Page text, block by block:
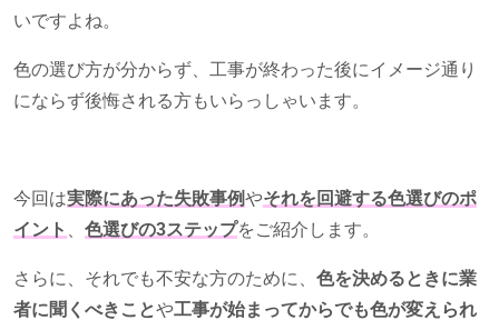
いですよね。
色の選び方が分からず、工事が終わった後にイメージ通り
にならず後悔される方もいらっしゃいます。
今回は実際にあった失敗事例やそれを回避する色選びのポ
イント
色選びの3ステップをご紹介します。
さらに、それでも不安な方のために、 色を決めるときに業
者に聞くべきことや工事が始まってからでも色が変えられ